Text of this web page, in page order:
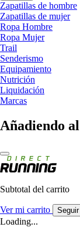
Zapatillas de hombre
Zapatillas de mujer
Ropa Hombre
Ropa Mujer
Trail
Senderismo
Equipamiento
Nutrición
Liquidación
Marcas
Añadiendo
Subtotal del carrito
Ver mi carrito
Loading...